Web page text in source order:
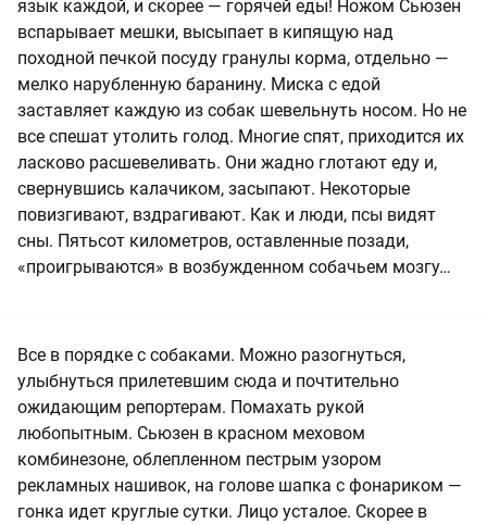
язык каждой, и скорее — горячей еды! Ножом Сьюзен
вспарывает мешки, высыпает в кипящую над
походной печкой посуду гранулы корма, отдельно —
мелко нарубленную баранину. Миска с едой
заставляет каждую из собак шевельнуть носом. Но не
все спешат утолить голод. Многие спят, приходится их
ласково расшевеливать. Они жадно глотают еду и,
свернувшись калачиком, засыпают. Некоторые
повизгивают, вздрагивают. Как и люди, псы видят
сны. Пятьсот километров, оставленные позади,
«проигрываются» в возбужденном собачьем мозгу…
Все в порядке с собаками. Можно разогнуться,
улыбнуться прилетевшим сюда и почтительно
ожидающим репортерам. Помахать рукой
любопытным. Сьюзен в красном меховом
комбинезоне, облепленном пестрым узором
рекламных нашивок, на голове шапка с фонариком —
гонка идет круглые сутки. Лицо усталое. Скорее в